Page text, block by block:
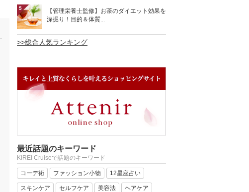
5
【管理栄養士監修】お茶のダイエット効果を
深掘り！目的＆体質...
>>総合人気ランキング
最近話題のキーワード
KIREI Cruiseで話題のキーワード
コーデ術 ファッション小物 12星座占い
スキンケア セルフケア 美容法 ヘアケア